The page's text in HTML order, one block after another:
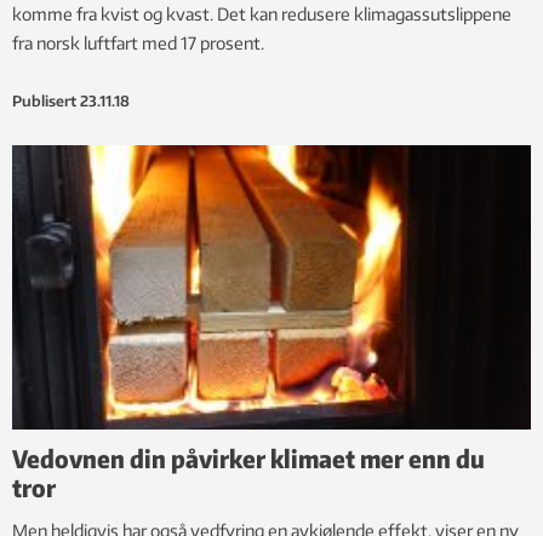
komme fra kvist og kvast. Det kan redusere klimagassutslippene
fra norsk luftfart med 17 prosent.
Publisert 23.11.18
Vedovnen din påvirker klimaet mer enn du
tror
Men heldigvis har også vedfyring en avkjølende effekt, viser en ny